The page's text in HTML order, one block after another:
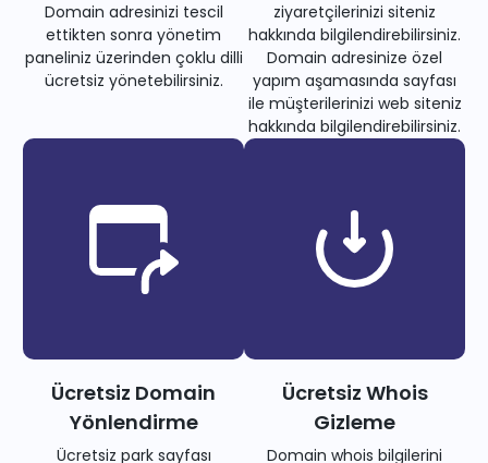
Domain adresinizi tescil
ettikten sonra yönetim
paneliniz üzerinden çoklu dilli
ücretsiz yönetebilirsiniz.
ziyaretçilerinizi siteniz
hakkında bilgilendirebilirsiniz.
Domain adresinize özel
yapım aşamasında sayfası
ile müşterilerinizi web siteniz
hakkında bilgilendirebilirsiniz.
Ücretsiz Domain
Yönlendirme
Ücretsiz park sayfası
Ücretsiz Whois
Gizleme
Domain whois bilgilerini